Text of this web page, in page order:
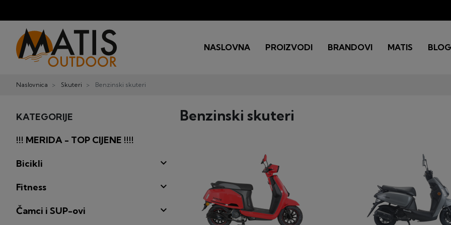
NASLOVNA PROIZVODI BRANDOVI MATIS BLOG
Naslovnica Skuteri Benzinski skuteri
KATEGORIJE
!!! MERIDA - TOP CIJENE !!!!
Bicikli 
Fitness 
Čamci i SUP-ovi 
Benzinski skuteri